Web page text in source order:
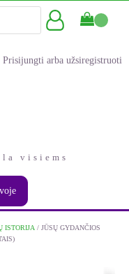
Prisijungti arba užsiregistruoti
visiems
ISTORIJA / JŪSŲ GYDANČIOS